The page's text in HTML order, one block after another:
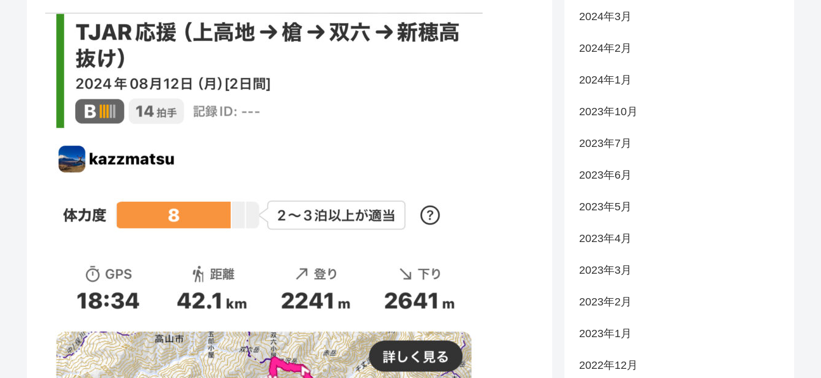
2024年3月
2024年2月
2024年1月
2023年10月
2023年7月
2023年6月
2023年5月
2023年4月
2023年3月
2023年2月
2023年1月
2022年12月